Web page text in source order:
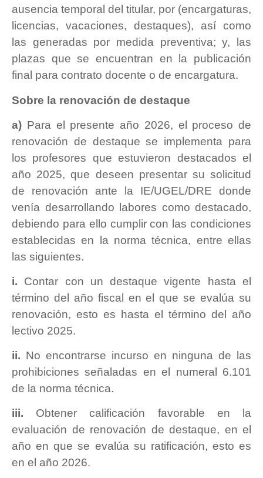
ausencia temporal del titular, por (encargaturas,
licencias, vacaciones, destaques), así como
las generadas por medida preventiva; y, las
plazas que se encuentran en la publicación
final para contrato docente o de encargatura.
Sobre la renovación de destaque
a) Para el presente año 2026, el proceso de
renovación de destaque se implementa para
los profesores que estuvieron destacados el
año 2025, que deseen presentar su solicitud
de renovación ante la IE/UGEL/DRE donde
venía desarrollando labores como destacado,
debiendo para ello cumplir con las condiciones
establecidas en la norma técnica, entre ellas
las siguientes.
i. Contar con un destaque vigente hasta el
término del año fiscal en el que se evalúa su
renovación, esto es hasta el término del año
lectivo 2025.
ii. No encontrarse incurso en ninguna de las
prohibiciones señaladas en el numeral 6.101
de la norma técnica.
iii. Obtener calificación favorable en la
evaluación de renovación de destaque, en el
año en que se evalúa su ratificación, esto es
en el año 2026.